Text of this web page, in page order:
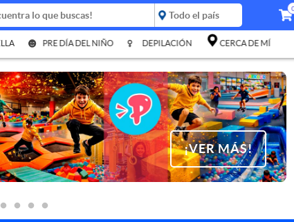
PRE DÍA DEL NIÑO DEPILACIÓN CERCA DE MÍ
¡VER MÁS!